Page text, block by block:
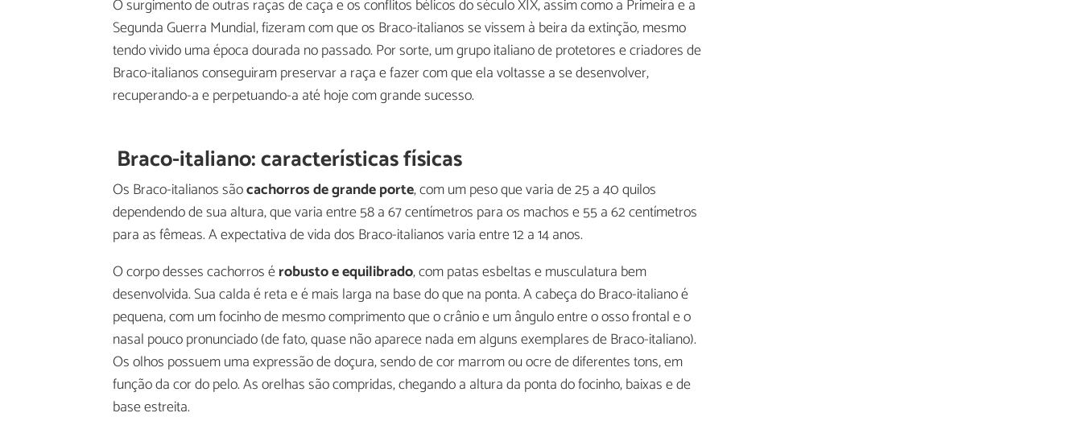
O surgimento de outras raças de caça e os conflitos bélicos do século XIX, assim como a Primeira e a
Segunda Guerra Mundial, fizeram com que os Braco-italianos se vissem à beira da extinção, mesmo
tendo vivido uma época dourada no passado. Por sorte, um grupo italiano de protetores e criadores de
Braco-italianos conseguiram preservar a raça e fazer com que ela voltasse a se desenvolver,
recuperando-a e perpetuando-a até hoje com grande sucesso.
Braco-italiano: características físicas
Os Braco-italianos sãocachorros de grande porte, com um peso que varia de 25 a 40 quilos
dependendo de sua altura, que varia entre 58 a 67 centímetros para os machos e 55 a 62 centímetros
para as fêmeas. A expectativa de vida dos Braco-italianos varia entre 12 a 14 anos.
O corpo desses cachorros érobusto e equilibrado, com patas esbeltas e musculatura bem
desenvolvida. Sua calda é reta e é mais larga na base do que na ponta. A cabeça do Braco-italiano é
pequena, com um focinho de mesmo comprimento que o crânio e um ângulo entre o osso frontal e o
nasal pouco pronunciado (de fato, quase não aparece nada em alguns exemplares de Braco-italiano).
Os olhos possuem uma expressão de doçura, sendo de cor marrom ou ocre de diferentes tons, em
função da cor do pelo. As orelhas são compridas, chegando a altura da ponta do focinho, baixas e de
base estreita.